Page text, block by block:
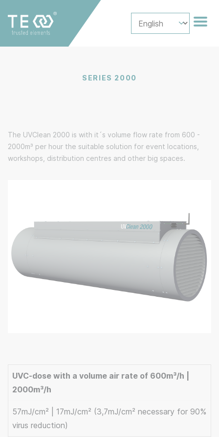
SERIES 2000
The UVClean 2000 is with it´s volume flow rate from 600 -
2000m³ per hour the suitable solution for event locations,
workshops, distribution centres and other big spaces.
UVC-dose with a volume air rate of 600m³/h |
2000m³/h
57mJ/cm² | 17mJ/cm² (3,7mJ/cm² necessary for 90%
virus reduction)